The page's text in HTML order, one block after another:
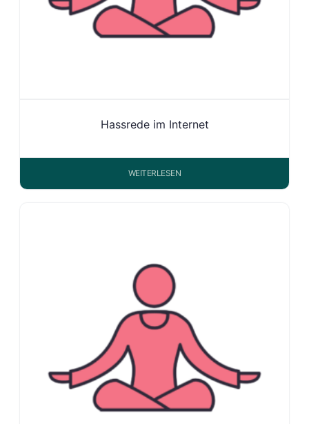
Hassrede im Internet
WEITERLESEN